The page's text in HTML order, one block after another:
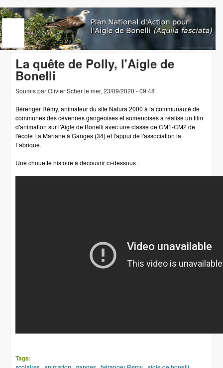
Aller au contenu principal
www.aigledebonelli.org
La quête de Polly, l'Aigle de
Bonelli
Soumis parOlivier Scherle mer, 23/09/2020 - 09:48
Bérenger Rémy, animateur du site Natura 2000 à la communauté de
communes des cévennes gangeoises et sumenoises a réalisé un film
d'animation sur l'Aigle de Bonelli avec une classe de CM1-CM2 de
l'école La Mariane à Ganges (34) et l'appui de l'association la
Fabrique.
Une chouette histoire à découvrir ci-dessous :
Tags: